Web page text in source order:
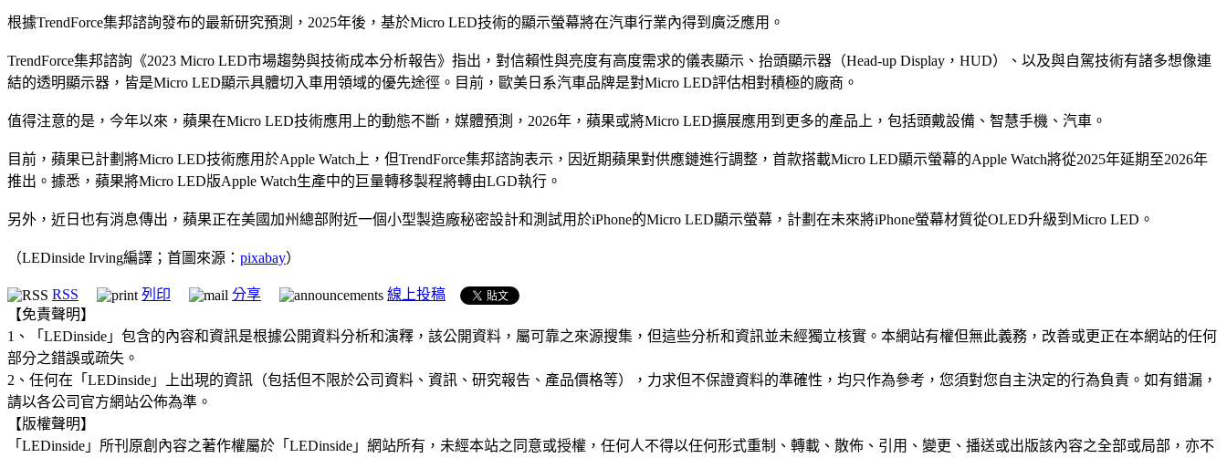
根據TrendForce集邦諮詢發布的最新研究預測，2025年後，基於Micro LED技術的顯示螢幕將在汽車行業內得到廣泛應用。
TrendForce集邦諮詢《2023 Micro LED市場趨勢與技術成本分析報告》指出，對信賴性與亮度有高度需求的儀表顯示、抬頭顯示器（Head-up Display，HUD）、以及與自駕技術有諸多想像連
結的透明顯示器，皆是Micro LED顯示具體切入車用領域的優先途徑。目前，歐美日系汽車品牌是對Micro LED評估相對積極的廠商。
值得注意的是，今年以來，蘋果在Micro LED技術應用上的動態不斷，媒體預測，2026年，蘋果或將Micro LED擴展應用到更多的產品上，包括頭戴設備、智慧手機、汽車。
目前，蘋果已計劃將Micro LED技術應用於Apple Watch上，但TrendForce集邦諮詢表示，因近期蘋果對供應鏈進行調整，首款搭載Micro LED顯示螢幕的Apple Watch將從2025年延期至2026年
推出。據悉，蘋果將Micro LED版Apple Watch生產中的巨量轉移製程將轉由LGD執行。
另外，近日也有消息傳出，蘋果正在美國加州總部附近一個小型製造廠秘密設計和測試用於iPhone的Micro LED顯示螢幕，計劃在未來將iPhone螢幕材質從OLED升級到Micro LED。
（LEDinside Irving編譯；首圖來源： pixabay）
RSS 列印 分享
線上投稿
【免責聲明】
1、「LEDinside」包含的內容和資訊是根據公開資料分析和演釋，該公開資料，屬可靠之來源搜集，但這些分析和資訊並未經獨立核實。本網站有權但無此義務，改善或更正在本網站的任何
部分之錯誤或疏失。
2、任何在「LEDinside」上出現的資訊（包括但不限於公司資料、資訊、研究報告、產品價格等），力求但不保證資料的準確性，均只作為參考，您須對您自主決定的行為負責。如有錯漏，
請以各公司官方網站公佈為準。
【版權聲明】
「LEDinside」所刊原創內容之著作權屬於「LEDinside」網站所有，未經本站之同意或授權，任何人不得以任何形式重制、轉載、散佈、引用、變更、播送或出版該內容之全部或局部，亦不